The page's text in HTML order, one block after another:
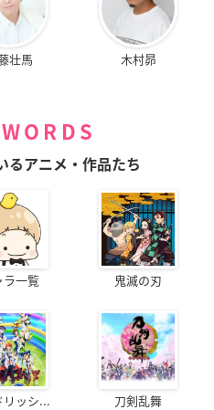
壮馬 木村昴
るアニメ・作品たち
ラ一覧 鬼滅の刃
リッシ... 刀剣乱舞